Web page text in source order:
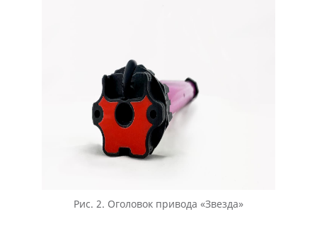
Рис. 2. Оголовок привода «Звезда»